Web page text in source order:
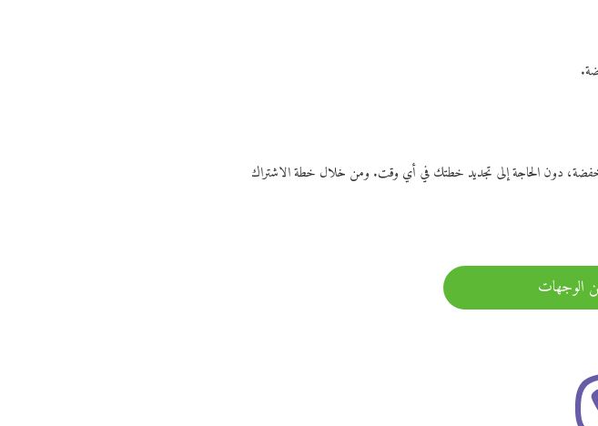
منخفضة، دون الحاجة إلى تجديد خطتك في أي وقت. ومن خلال خطة الاشتراك
الوجهات